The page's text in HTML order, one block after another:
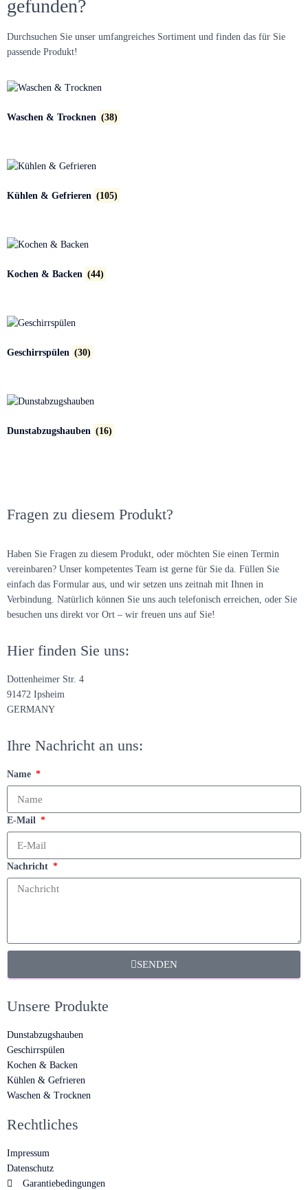
gefunden?
Durchsuchen Sie unser umfangreiches Sortiment und finden das für Sie
passende Produkt!
Waschen & Trocknen (38)
Kühlen & Gefrieren (105)
Kochen & Backen (44)
Geschirrspülen (30)
Dunstabzugshauben (16)
Fragen zu diesem Produkt?
Haben Sie Fragen zu diesem Produkt, oder möchten Sie einen Termin
vereinbaren? Unser kompetentes Team ist gerne für Sie da. Füllen Sie
einfach das Formular aus, und wir setzen uns zeitnah mit Ihnen in
Verbindung. Natürlich können Sie uns auch telefonisch erreichen, oder Sie
besuchen uns direkt vor Ort – wir freuen uns auf Sie!
Hier finden Sie uns:
Dottenheimer Str. 4
91472 Ipsheim
GERMANY
Ihre Nachricht an uns:
Name
E-Mail
Nachricht
SENDEN
Unsere Produkte
Dunstabzugshauben
Geschirrspülen
Kochen & Backen
Kühlen & Gefrieren
Waschen & Trocknen
Rechtliches
Impressum
Datenschutz
Garantiebedingungen